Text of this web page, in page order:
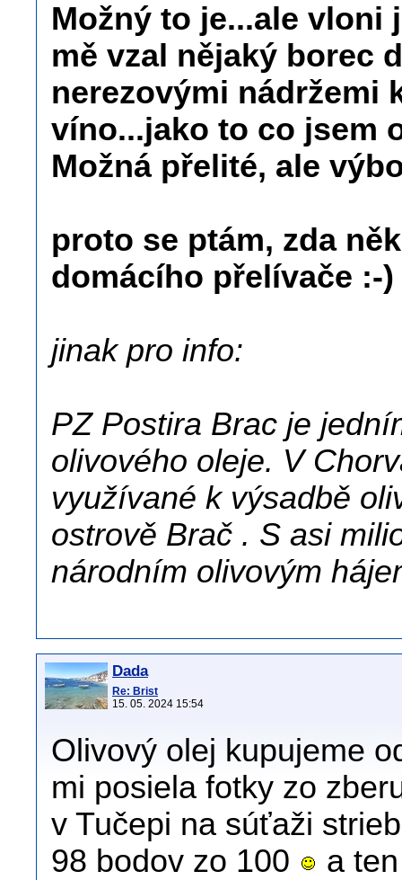
Možný to je...ale vloni
mě vzal nějaký borec
nerezovými nádržemi
víno...jako to co jsem
Možná přelité, ale
proto se ptám, zda
domácího přelívače :-)
jinak pro info:
PZ Postira Brac je
olivového oleje. V
využívané k výsadbě
ostrově Brač . S asi
národním olivovým
Dada
Re: Brist
15. 05. 2024 15:54
Olivový olej kupujeme
mi posiela fotky zo
v Tučepi na súťaži
98 bodov zo 100
a